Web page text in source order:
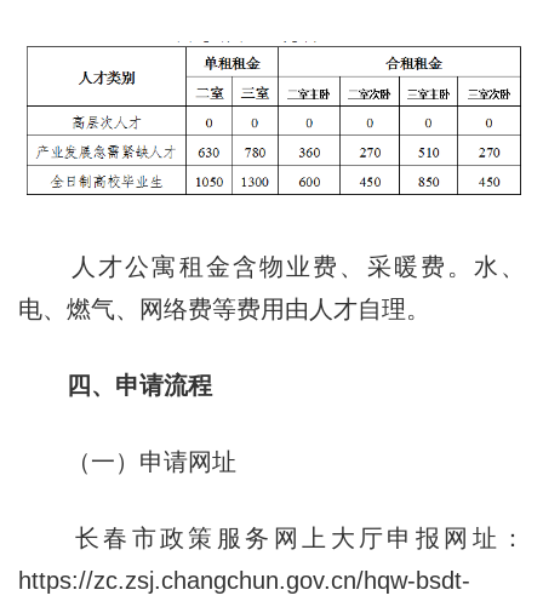
人才公寓租金含物业费、采暖费。水、
电、燃气、网络费等费用由人才自理。
四、申请流程
（一）申请网址
长春市政策服务网上大厅申报网址：
https://zc.zsj.changchun.gov.cn/hqw-bsdt-